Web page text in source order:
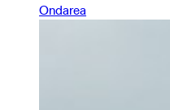
Ondarea